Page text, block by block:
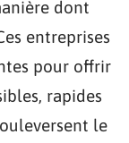
dont
entreprises
pour offrir
rapides
le